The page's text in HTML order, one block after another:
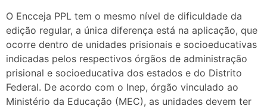
O Encceja PPL tem o mesmo nível de dificuldade da
edição regular, a única diferença está na aplicação, que
ocorre dentro de unidades prisionais e socioeducativas
indicadas pelos respectivos órgãos de administração
prisional e socioeducativa dos estados e do Distrito
Federal. De acordo com o Inep, órgão vinculado ao
Ministério da Educação (MEC), as unidades devem ter